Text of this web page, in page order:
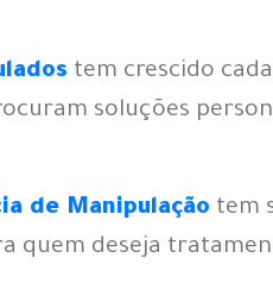
tem crescido
soluções
de Manipulação tem
quem deseja